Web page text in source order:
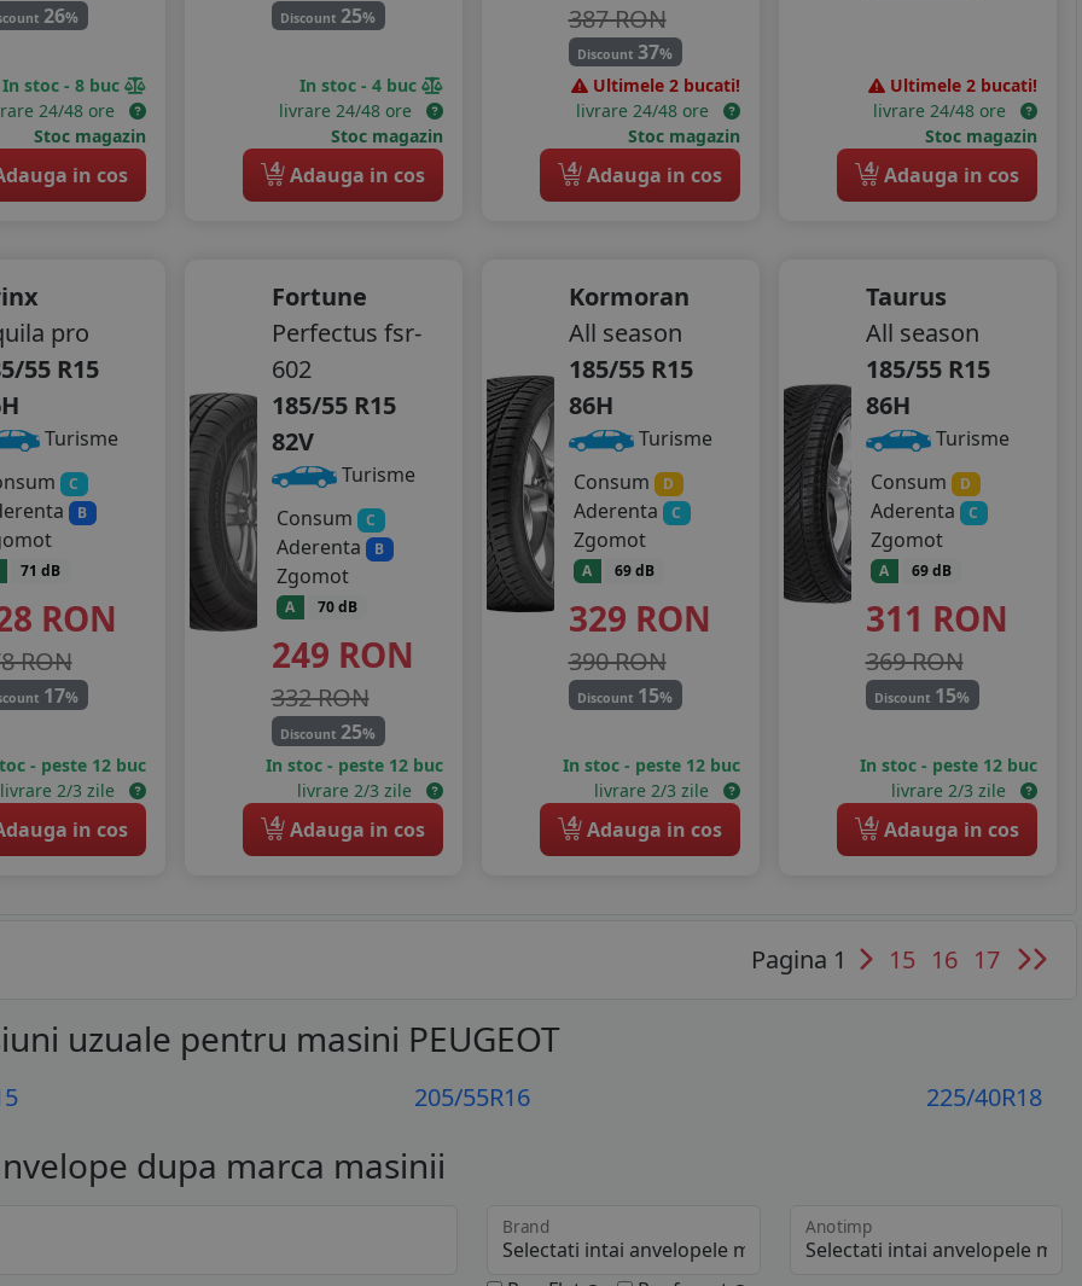
26%
In stoc - 8 buc
24/48 ore
Stoc magazin
in cos
Discount 25%
In stoc - 4 buc
livrare 24/48 ore
Stoc magazin
4 Adauga in cos
387 RON
Discount37%
Ultimele 2 bucati!
livrare 24/48 ore
Stoc magazin
4 Adauga in cos
Ultimele 2 bucati!
livrare 24/48 ore
Stoc magazin
4 Adauga in cos
pro
55 R15
Turisme
C
B
71 dB
RON
RON
17%
- peste 12 buc
livrare 2/3 zile
in cos
Fortune
Perfectus fsr-
602
185/55 R15
82V
Turisme
Consum
C
Aderenta B
Zgomot
A 70 dB
249 RON
332 RON
Discount 25%
In stoc - peste 12 buc
livrare 2/3 zile
4 Adauga in cos
Kormoran
All season
185/55 R15
86H
Turisme
Consum
D
Aderenta C
Zgomot
A 69 dB
329 RON
390 RON
Discount 15%
In stoc - peste 12 buc
livrare 2/3 zile
4 Adauga in cos
Taurus
All season
185/55 R15
86H
Turisme
Consum
D
Aderenta C
Zgomot
A 69 dB
311 RON
369 RON
Discount 15%
In stoc - peste 12 buc
livrare 2/3 zile
4 Adauga in cos
Pagina 1 15 16 17
uzuale pentru masini PEUGEOT
205/55R16 225/40R18
dupa marca masinii
Brand Anotimp